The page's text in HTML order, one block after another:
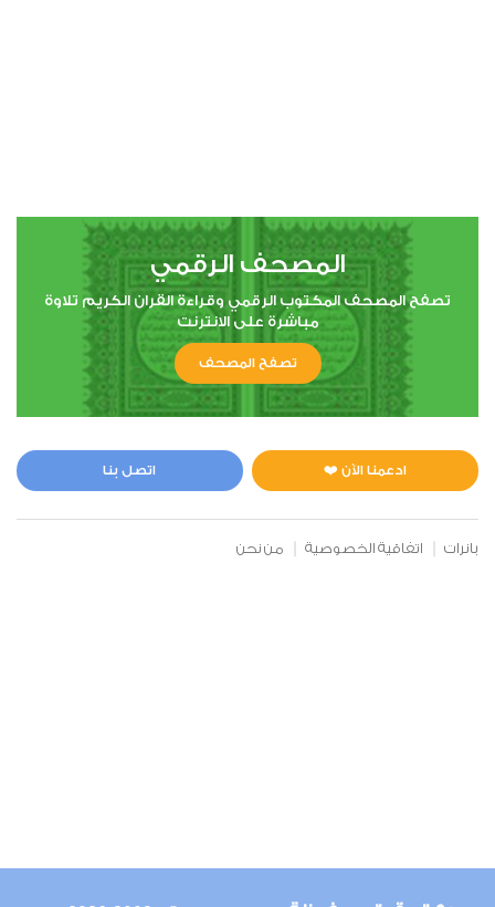
المصحف الرقمي
تصفح المصحف المكتوب الرقمي وقراءة القران الكريم تلاوة
مباشرة على الانترنت
تصفح المصحف
ادعمنا الآن ❤️ اتصل بنا
بانرات اتفاقية الخصوصية من نحن